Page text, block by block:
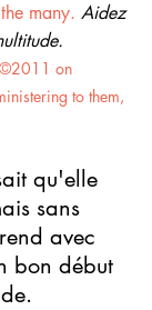
many. Aidez
©2011 on
to them,
qu'elle
sans
avec
bon début